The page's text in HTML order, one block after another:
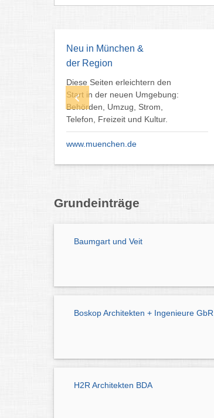
Neu in München &
der Region
Diese Seiten erleichtern den
Start in der neuen Umgebung:
Behörden, Umzug, Strom,
Telefon, Freizeit und Kultur.
www.muenchen.de
Grundeinträge
Baumgart und Veit
Boskop Architekten + Ingenieure GbR
H2R Architekten BDA